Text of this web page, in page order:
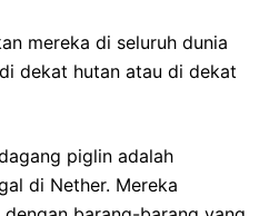
mereka di seluruh dunia
dekat hutan atau di dekat
piglin adalah
di Nether. Mereka